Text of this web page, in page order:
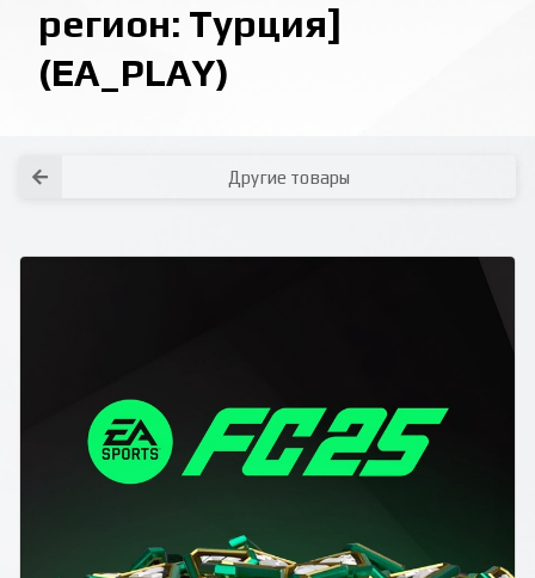
регион: Турция]
(EA_PLAY)
Другие товары